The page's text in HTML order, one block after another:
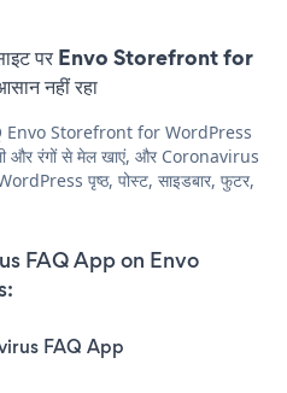
पर Envo Storefront for
नहीं रहा
Envo Storefront for WordPress
और रंगों से मेल खाएं, और Coronavirus
पृष्ठ, पोस्ट, साइडबार, फुटर,
FAQ App on Envo
FAQ App